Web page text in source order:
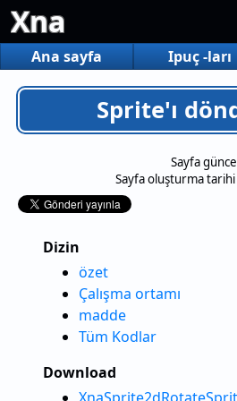
Xna
Ana sayfa Ipuç -ları
Sprite'ı
Sayfa
Sayfa oluşturma tarihi
Dizin
özet
Çalışma ortamı
madde
Tüm Kodlar
Download